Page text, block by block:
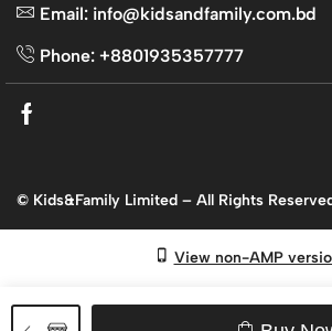
Email: info@kidsandfamily.com.bd
Phone: +8801935357777
© Kids&Family Limited – All Rights
View non-AMP